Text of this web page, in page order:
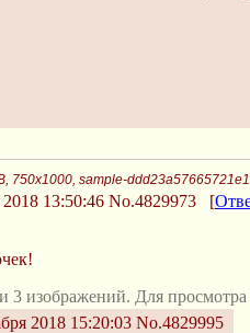
750x1000, sample-
13:50:46 No.4829973 [
изображений. Для
2018 15:20:03 No.4829995